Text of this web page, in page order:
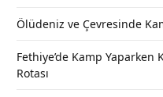
Ölüdeniz ve Çevresinde
Fethiye’de Kamp
Rotası